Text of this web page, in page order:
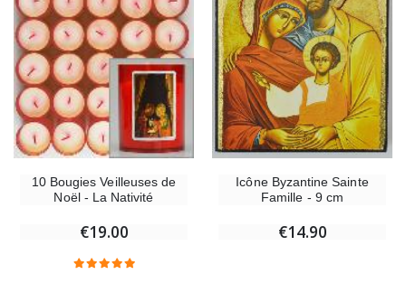
10 Bougies Veilleuses de
Noël - La Nativité
€19.00
Icône Byzantine Sainte
Famille - 9 cm
€14.90